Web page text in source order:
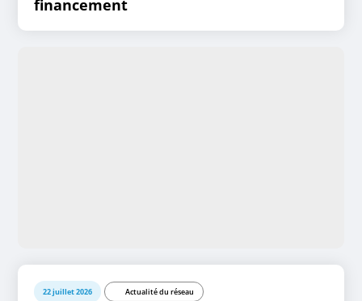
financement
22 juillet 2026 Actualité du réseau